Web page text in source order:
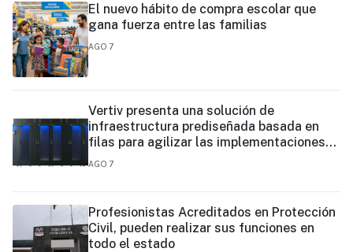
El nuevo hábito de compra escolar que
gana fuerza entre las familias
AGO 7
Vertiv presenta una solución de
infraestructura prediseñada basada en
filas para agilizar las implementaciones
de centros de datos en el borde y de IA en
AGO 7
Profesionistas Acreditados en Protección
Civil, pueden realizar sus funciones en
todo el estado